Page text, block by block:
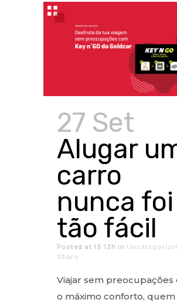
27 Set
Alugar
carro
nunca foi
tão fácil
Posted at 13:13h in
Share
Viajar sem preocupações
o máximo conforto, quem